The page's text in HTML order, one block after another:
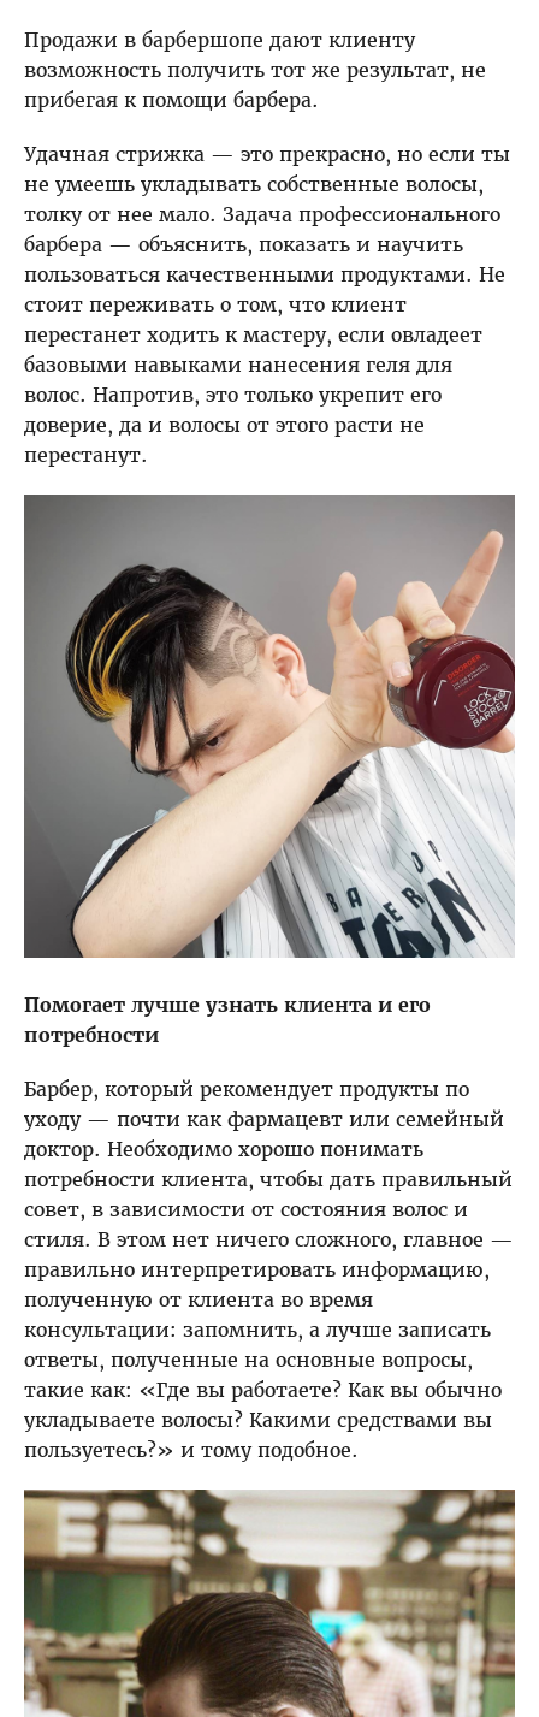
Продажи в барбершопе дают клиенту
возможность получить тот же результат, не
прибегая к помощи барбера.
Удачная стрижка — это прекрасно, но если ты
не умеешь укладывать собственные волосы,
толку от нее мало. Задача профессионального
барбера — объяснить, показать и научить
пользоваться качественными продуктами. Не
стоит переживать о том, что клиент
перестанет ходить к мастеру, если овладеет
базовыми навыками нанесения геля для
волос. Напротив, это только укрепит его
доверие, да и волосы от этого расти не
перестанут.
Помогает лучше узнать клиента и его
потребности
Барбер, который рекомендует продукты по
уходу — почти как фармацевт или семейный
доктор. Необходимо хорошо понимать
потребности клиента, чтобы дать правильный
совет, в зависимости от состояния волос и
стиля. В этом нет ничего сложного, главное —
правильно интерпретировать информацию,
полученную от клиента во время
консультации: запомнить, а лучше записать
ответы, полученные на основные вопросы,
такие как: «Где вы работаете? Как вы обычно
укладываете волосы? Какими средствами вы
пользуетесь?» и тому подобное.